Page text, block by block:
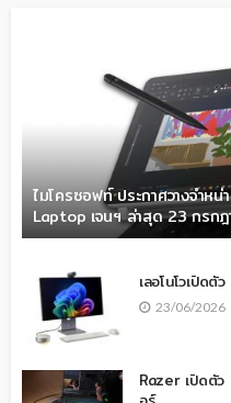
ไมโครซอฟท์ ประกาศวางจำห
Laptop เจนฯ ล่าสุด 23 กรก
เลอโนโวเปิดตั
23/06/2026
Razer เปิดตั